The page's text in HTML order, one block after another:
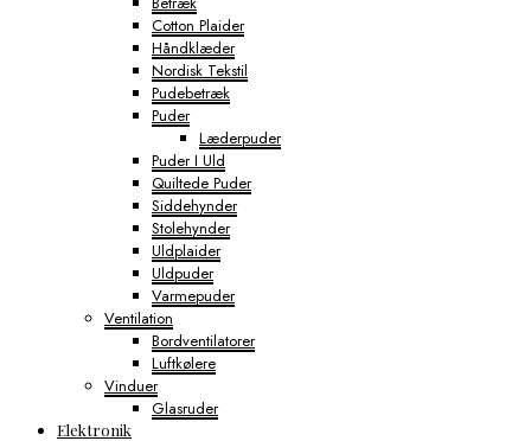
Cotton Plaider
Håndklæder
Nordisk Tekstil
Pudebetræk
Puder
Læderpuder
Puder I Uld
Quiltede Puder
Siddehynder
Stolehynder
Uldplaider
Uldpuder
Varmepuder
Ventilation
Bordventilatorer
Luftkølere
Vinduer
Glasruder
Elektronik